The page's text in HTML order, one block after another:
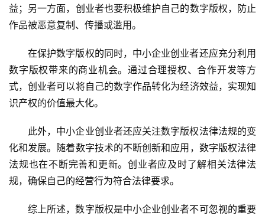
益；另一方面，创业者也要积极维护自己的数字版权，防止
作品被恶意复制、传播或滥用。
在保护数字版权的同时，中小企业创业者还应充分利用
数字版权带来的商业机会。通过合理授权、合作开发等方
式，创业者可以将自己的数字作品转化为经济效益，实现知
识产权的价值最大化。
此外，中小企业创业者还应关注数字版权法律法规的变
化和发展。随着数字技术的不断创新和应用，数字版权法律
法规也在不断完善和更新。创业者应及时了解相关法律法
规，确保自己的经营行为符合法律要求。
综上所述，数字版权是中小企业创业者不可忽视的重要